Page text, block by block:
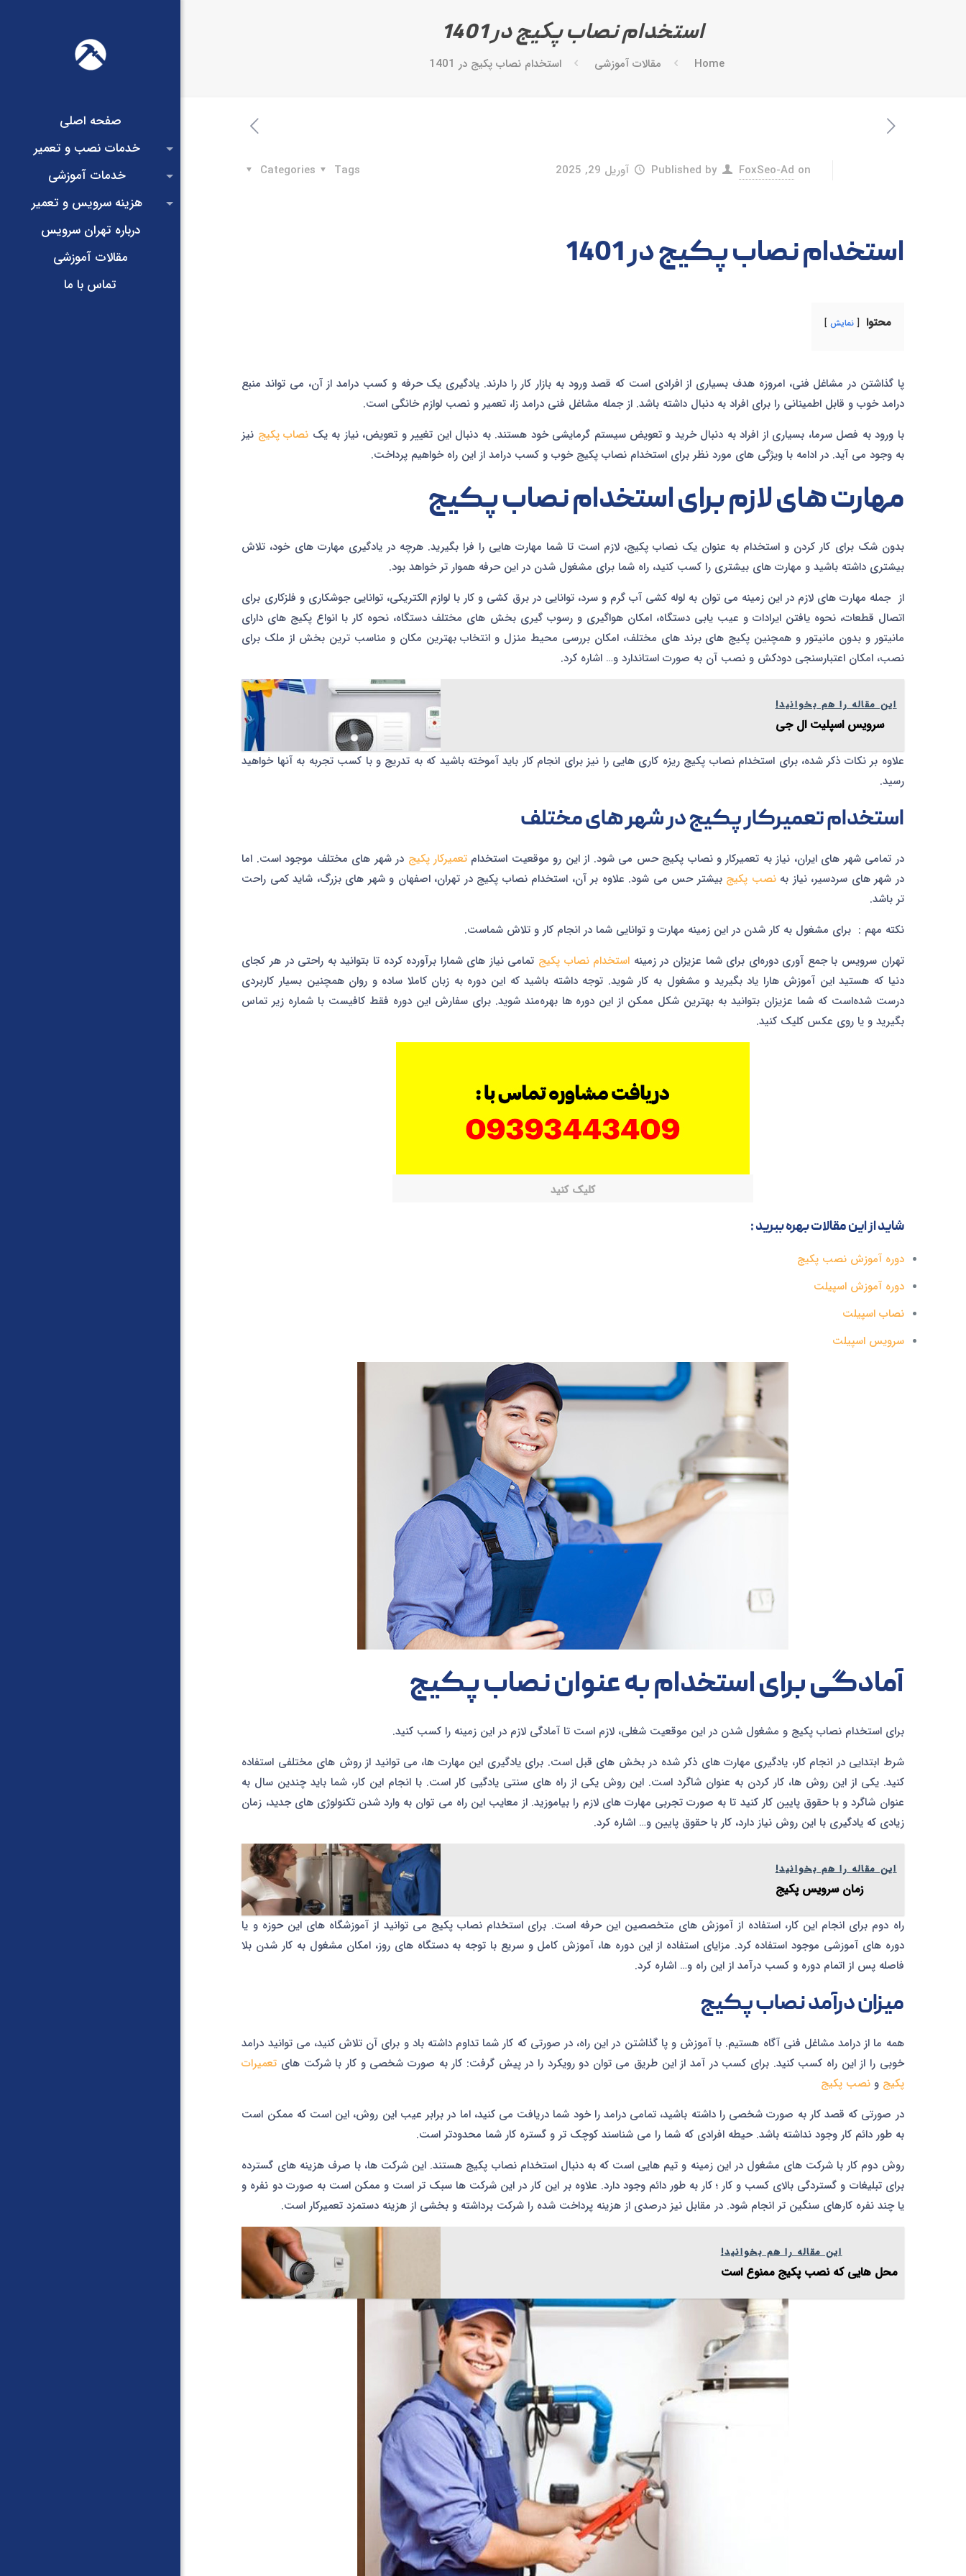
صفحه اصلی
خدمات نصب و تعمیر
خدمات آموزشی
هزینه سرویس و تعمیر
درباره تهران سرویس
مقالات آموزشی
تماس با ما
استخدام نصاب پکیج در 1401
Home مقالات آموزشی استخدام نصاب پکیج در 1401
Published by FoxSeo-Ad on آوریل 29, 2025 Categories Tags
استخدام نصاب پکیج در 1401
محتوا نمایش
پا گذاشتن در مشاغل فنی، امروزه هدف بسیاری از افرادی است که قصد ورود به بازار کار را دارند. یادگیری یک حرفه و کسب درامد از آن، می تواند منبع
درامد خوب و قابل اطمینانی را برای افراد به دنبال داشته باشد. از جمله مشاغل فنی درامد زا، تعمیر و نصب لوازم خانگی است.
با ورود به فصل سرما، بسیاری از افراد به دنبال خرید و تعویض سیستم گرمایشی خود هستند. به دنبال این تغییر و تعویض، نیاز به یک نصاب پکیج نیز
به وجود می آید. در ادامه با ویژگی های مورد نظر برای استخدام نصاب پکیج خوب و کسب درامد از این راه خواهیم پرداخت.
مهارت های لازم برای استخدام نصاب پکیج
بدون شک برای کار کردن و استخدام به عنوان یک نصاب پکیج، لازم است تا شما مهارت هایی را فرا بگیرید. هرچه در یادگیری مهارت های خود، تلاش
بیشتری داشته باشید و مهارت های بیشتری را کسب کنید، راه شما برای مشغول شدن در این حرفه هموار تر خواهد بود.
از جمله مهارت های لازم در این زمینه می توان به لوله کشی آب گرم و سرد، توانایی در برق کشی و کار با لوازم الکتریکی، توانایی جوشکاری و فلزکاری برای
اتصال قطعات، نحوه یافتن ایرادات و عیب یابی دستگاه، امکان هواگیری و رسوب گیری بخش های مختلف دستگاه، نحوه کار با انواع پکیج های دارای
مانیتور و بدون مانیتور و همچنین پکیج های برند های مختلف، امکان بررسی محیط منزل و انتخاب بهترین مکان و مناسب ترین بخش از ملک برای
نصب، امکان اعتبارسنجی دودکش و نصب آن به صورت استاندارد و… اشاره کرد.
این مقاله را هم بخوانید!
سرویس اسپلیت ال جی
علاوه بر نکات ذکر شده، برای استخدام نصاب پکیج ریزه کاری هایی را نیز برای انجام کار باید آموخته باشید که به تدریج و با کسب تجربه به آنها خواهید
رسید.
استخدام تعمیرکار پکیج در شهر های مختلف
در تمامی شهر های ایران، نیاز به تعمیرکار و نصاب پکیج حس می شود. از این رو موقعیت استخدام تعمیرکار پکیج در شهر های مختلف موجود است. اما
در شهر های سردسیر، نیاز بهنصب پکیج بیشتر حس می شود. علاوه بر آن، استخدام نصاب پکیج در تهران، اصفهان و شهر های بزرگ، شاید کمی راحت
تر باشد.
نکته مهم : برای مشغول به کار شدن در این زمینه مهارت و توانایی شما در انجام کار و تلاش شماست.
تهران سرویس با جمع آوری دوره‌ای برای شما عزیزان در زمینه استخدام نصاب پکیج تمامی نیاز های شمارا برآورده کرده تا بتوانید به راحتی در هر کجای
دنیا که هستید این آموزش هارا یاد بگیرید و مشغول به کار شوید. توجه داشته باشید که این دوره به زبان کاملا ساده و روان همچنین بسیار کاربردی
درست شده‌است که شما عزیزان بتوانید به بهترین شکل ممکن از این دوره ها بهره‌مند شوید. برای سفارش این دوره فقط کافیست با شماره زیر تماس
بگیرید و یا روی عکس کلیک کنید.
کلیک کنید
شاید از این مقالات بهره ببرید :
دوره آموزش نصب پکیج
دوره آموزش اسپیلت
نصاب اسپیلت
سرویس اسپیلت
آمادگی برای استخدام به عنوان نصاب پکیج
برای استخدام نصاب پکیج و مشغول شدن در این موقعیت شغلی، لازم است تا آمادگی لازم در این زمینه را کسب کنید.
شرط ابتدایی در انجام کار، یادگیری مهارت های ذکر شده در بخش های قبل است. برای یادگیری این مهارت ها، می توانید از روش های مختلفی استفاده
کنید. یکی از این روش ها، کار کردن به عنوان شاگرد است. این روش یکی از راه های سنتی یادگیی کار است. با انجام این کار، شما باید چندین سال به
عنوان شاگرد و با حقوق پایین کار کنید تا به صورت تجربی مهارت های لازم را بیاموزید. از معایب این راه می توان به وارد شدن تکنولوژی های جدید، زمان
زیادی که یادگیری با این روش نیاز دارد، کار با حقوق پایین و… اشاره کرد.
این مقاله را هم بخوانید!
زمان سرویس پکیج
راه دوم برای انجام این کار، استفاده از آموزش های متخصصین این حرفه است. برای استخدام نصاب پکیج می توانید از آموزشگاه های این حوزه و یا
دوره های آموزشی موجود استفاده کرد. مزایای استفاده از این دوره ها، آموزش کامل و سریع با توجه به دستگاه های روز، امکان مشغول به کار شدن بلا
فاصله پس از اتمام دوره و کسب درآمد از این راه و… اشاره کرد.
میزان درآمد نصاب پکیج
همه ما از درامد مشاغل فنی آگاه هستیم. با آموزش و پا گذاشتن در این راه، در صورتی که کار شما تداوم داشته باد و برای آن تلاش کنید، می توانید درامد
خوبی را از این راه کسب کنید. برای کسب در آمد از این طریق می توان دو رویکرد را در پیش گرفت: کار به صورت شخصی و کار با شرکت های تعمیرات
پکیج ونصب پکیج
در صورتی که قصد کار به صورت شخصی را داشته باشید، تمامی درامد را خود شما دریافت می کنید، اما در برابر عیب این روش، این است که ممکن است
به طور دائم کار وجود نداشته باشد. حیطه افرادی که شما را می شناسند کوچک تر و گستره کار شما محدودتر است.
روش دوم کار با شرکت های مشغول در این زمینه و تیم هایی است که به دنبال استخدام نصاب پکیج هستند. این شرکت ها، با صرف هزینه های گسترده
برای تبلیغات و گستردگی بالای کسب و کار ؛ کار به طور دائم وجود دارد. علاوه بر این کار در این شرکت ها سبک تر است و ممکن است به صورت دو نفره و
یا چند نفره کارهای سنگین تر انجام شود. در مقابل نیز درصدی از هزینه پرداخت شده را شرکت برداشته و بخشی از هزینه دستمزد تعمیرکار است.
این مقاله را هم بخوانید!
محل ‌هایی که نصب پکیج ممنوع است